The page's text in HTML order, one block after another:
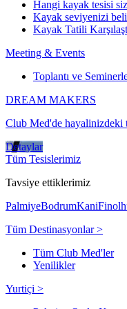
Hangi kayak tesisi
Kayak seviyenizi
Kayak Tatili
Meeting & Events
Toplantı ve
DREAM MAKERS
Club Med'de hayalinizdeki
Detaylar
Tüm Tesislerimiz
Tavsiye ettiklerimiz
PalmiyeBodrumKani
Tüm Destinasyonlar >
Tüm Club Med'ler
Yenilikler
Yurtiçi >